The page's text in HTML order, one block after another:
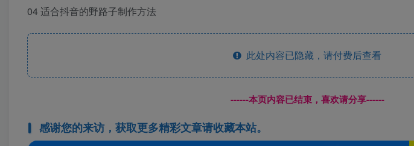
04 适合抖音的野路子制作方法
此处内容已隐藏，请付费后查看
------本页内容已结束，喜欢请分享------
感谢您的来访，获取更多精彩文章请收藏本站。